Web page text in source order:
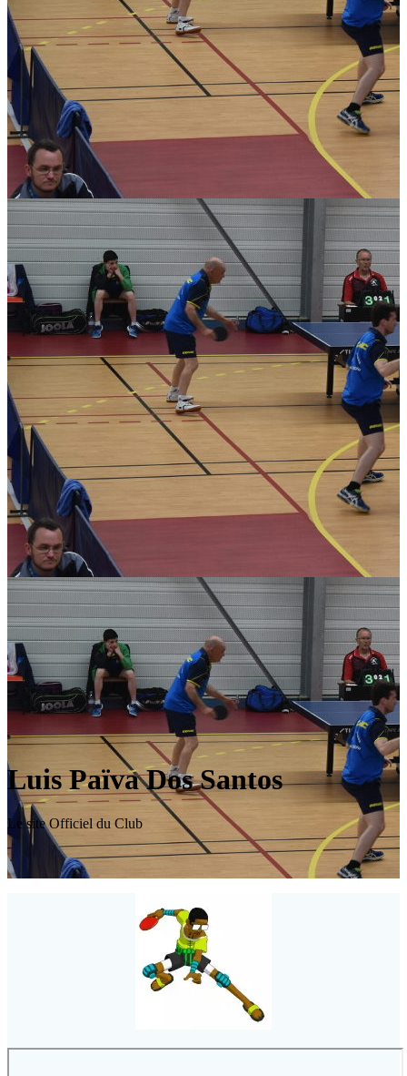
Luis Païva Dos Santos
Le site Officiel du Club